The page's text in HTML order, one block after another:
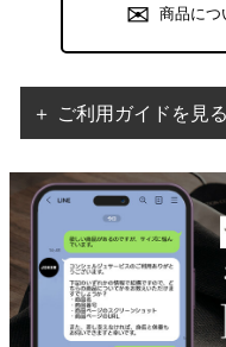
商品につ
＋ ご利用ガイドを見る